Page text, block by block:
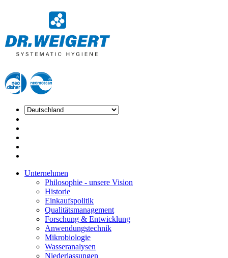
Unternehmen
Philosophie - unsere Vision
Historie
Einkaufspolitik
Qualitätsmanagement
Forschung & Entwicklung
Anwendungstechnik
Mikrobiologie
Wasseranalysen
Niederlassungen